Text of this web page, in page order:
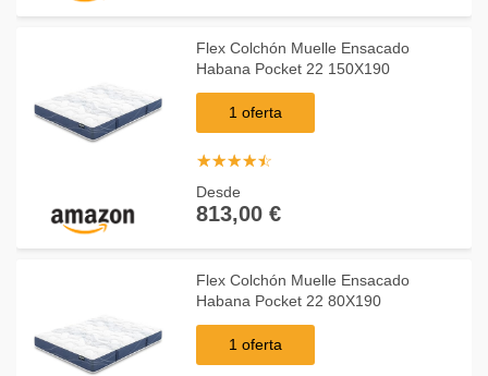
Flex Colchón Muelle Ensacado
Habana Pocket 22 150X190
1 oferta
☆☆☆☆☆
★★★★★
Desde
813,00 €
Flex Colchón Muelle Ensacado
Habana Pocket 22 80X190
1 oferta